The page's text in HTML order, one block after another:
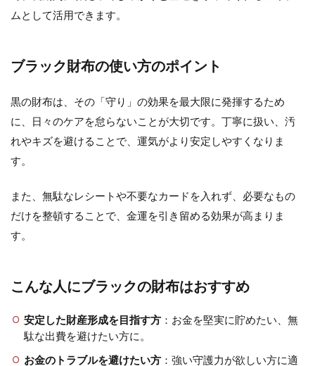
ムとして活用できます。
ブラック財布の使い方のポイント
黒の財布は、その「守り」の効果を最大限に発揮するため
に、日々のケアを怠らないことが大切です。丁寧に扱い、汚
れやキズを避けることで、運気がより安定しやすくなりま
す。
また、無駄なレシートや不要なカードを入れず、必要なもの
だけを整頓することで、金運を引き留める効果が高まりま
す。
こんな人にブラックの財布はおすすめ
安定した財産形成を目指す方：お金を堅実に貯めたい、無
駄な出費を避けたい方に。
お金のトラブルを避けたい方：強い守護力が欲しい方に適